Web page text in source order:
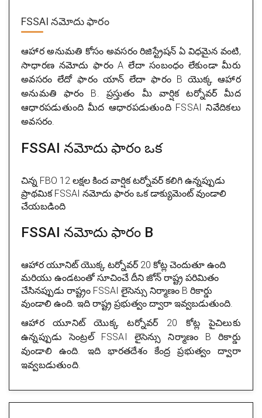
FSSAI నమోదు ఫారం
ఆహార అనుమతి కోసం అవసరం రిజిస్ట్రేషన్ ఏ విధమైన వంటి,
సాధారణ నమోదు ఫారం A లేదా సంబంధం లేకుండా మీరు
అవసరం లేదో ఫారం యాన్ లేదా ఫారం B యొక్క ఆహార
అనుమతి ఫారం B. ప్రస్తుతం మీ వార్షిక టర్నోవర్ మీద
ఆధారపడుతుంది మీద ఆధారపడుతుంది FSSAI నివేదికలు
అవసరం.
FSSAI నమోదు ఫారం ఒక
చిన్న FBO 12 లక్షల కింద వార్షిక టర్నోవర్ కలిగి ఉన్నప్పుడు
ప్రాథమిక FSSAI నమోదు ఫారం ఒక డాక్యుమెంట్ వుండాలి
చేయబడింది
FSSAI నమోదు ఫారం B
ఆహార యూనిట్ యొక్క టర్నోవర్ 20 కోట్ల చెందుతూ ఉంది
మరియు ఉండటంతో సూచించే దీని జోన్ రాష్ట్ర పరిమితం
చేసినప్పుడు రాష్ట్రం FSSAI లైసెన్సు నిర్మాణం B రికార్డు
వుండాలి ఉంది. ఇది రాష్ట్ర ప్రభుత్వం ద్వారా ఇవ్వబడుతుంది.
ఆహార యూనిట్ యొక్క టర్నోవర్ 20 కోట్ల పైచిలుకు
ఉన్నప్పుడు సెంట్రల్ FSSAI లైసెన్సు నిర్మాణం B రికార్డు
వుండాలి ఉంది. ఇది భారతదేశం కేంద్ర ప్రభుత్వం ద్వారా
ఇవ్వబడుతుంది.